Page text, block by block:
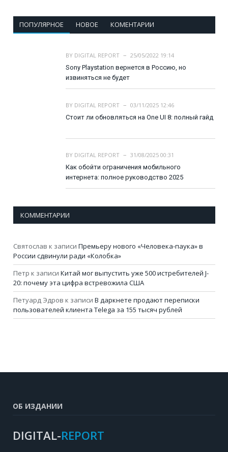
ПОПУЛЯРНОЕ НОВОЕ КОМЕНТАРИИ
BY DIGITAL REPORT
25/05/2022 19:14
Sony Playstation вернется в Россию, но
извиняться не будет
BY DIGITAL REPORT
03/11/2025 12:46
Стоит ли обновляться на One UI 8: полный гайд
BY DIGITAL REPORT
31/08/2025 00:31
Как обойти ограничения мобильного
интернета: полное руководство 2025
КОММЕНТАРИИ
Святослав к записи Премьеру нового «Человека-паука» в
России сдвинули ради «Колобка»
Петр к записи Китай мог выпустить уже 500 истребителей J-
20: почему эта цифра встревожила США
Петуард Эдров к записи В даркнете продают переписки
пользователей клиента Telega за 155 тысяч рублей
ОБ ИЗДАНИИ
DIGITAL-REPORT